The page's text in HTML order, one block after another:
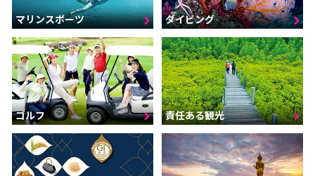
マリンスポーツ ダイビング
ゴルフ 責任ある観光